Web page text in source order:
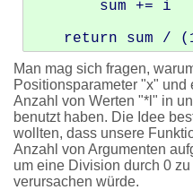
Man mag sich fragen,
Positionsparameter "x"
Anzahl von Werten "*l" in
benutzt haben. Die Idee
wollten, dass unsere
Anzahl von Argumenten
um eine Division durch 0
verursachen würde.